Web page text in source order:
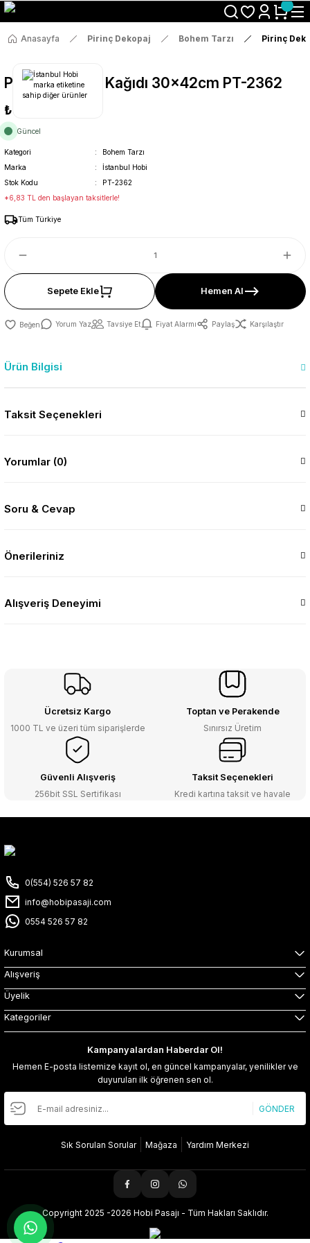
Size Özel "HG10" Koduyla Sepette Hemen %10 İndirimi Kaçırma
Anasayfa Pirinç Dekopaj Bohem Tarzı Pirinç
Pirinç Dekopaj Kağıdı 30x42cm PT-2362
₺36
Güncel
Kategori
Bohem Tarzı
Marka
İstanbul Hobi
Stok Kodu
PT-2362
*6,83 TL den başlayan taksitlerle!
Tüm Türkiye
Sepete Ekle Hemen Al
Yorum Yaz Tavsiye Et Fiyat Alarmı Paylaş Karşılaştır
Ürün Bilgisi
Taksit Seçenekleri
Yorumlar (0)
Soru & Cevap
Önerileriniz
Alışveriş Deneyimi
Ücretsiz Kargo
1000 TL ve üzeri tüm siparişlerde
Toptan ve Perakende
Sınırsız Üretim
Güvenli Alışveriş
256bit SSL Sertifikası
Taksit Seçenekleri
Kredi kartına taksit ve havale
0(554) 526 57 82
info@hobipasaji.com
0554 526 57 82
Kurumsal
Alışveriş
Üyelik
Kategoriler
Kampanyalardan Haberdar Ol!
Hemen E-posta listemize kayıt ol, en güncel kampanyalar, yenilikler ve
duyuruları ilk öğrenen sen ol.
GÖNDER
Sık Sorulan Sorular Mağaza Yardım Merkezi
Copyright 2025 -2026 Hobi Pasajı - Tüm Hakları Saklıdır.